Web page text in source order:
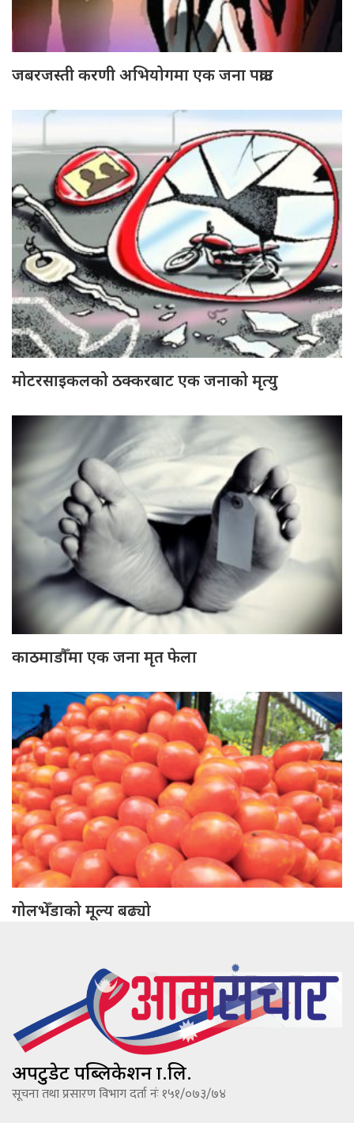
जबरजस्ती करणी अभियोगमा एक जना पक्राउ
मोटरसाइकलको ठक्करबाट एक जनाको मृत्यु
काठमाडौँमा एक जना मृत फेला
गोलभेँडाको मूल्य बढ्यो
अपटुडेट पब्लिकेशन प्रा.लि.
सूचना तथा प्रसारण विभाग दर्ता नंः १५१/०७३/७४